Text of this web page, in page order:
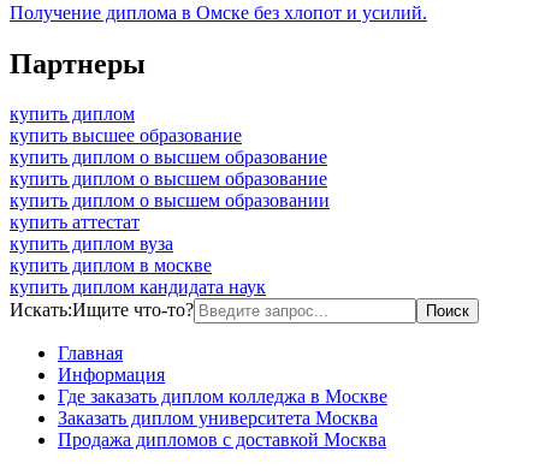
Получение диплома в Омске без хлопот и усилий.
Партнеры
купить диплом
купить высшее образование
купить диплом о высшем образование
купить диплом о высшем образование
купить диплом о высшем образовании
купить аттестат
купить диплом вуза
купить диплом в москве
купить диплом кандидата наук
Искать:Ищите что-то?
Главная
Информация
Где заказать диплом колледжа в Москве
Заказать диплом университета Москва
Продажа дипломов с доставкой Москва